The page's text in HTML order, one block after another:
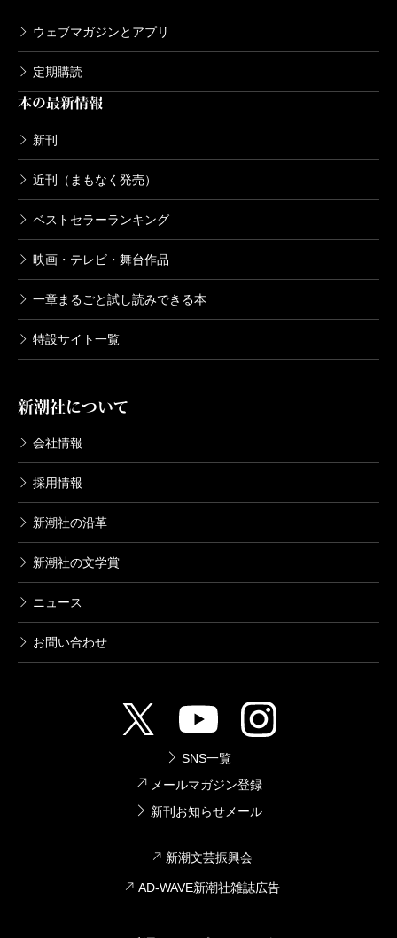
ウェブマガジンとアプリ
定期購読
本の最新情報
新刊
近刊（まもなく発売）
ベストセラーランキング
映画・テレビ・舞台作品
一章まるごと試し読みできる本
特設サイト一覧
新潮社について
会社情報
採用情報
新潮社の沿革
新潮社の文学賞
ニュース
お問い合わせ
SNS一覧
メールマガジン登録
新刊お知らせメール
新潮文芸振興会
AD-WAVE新潮社雑誌広告